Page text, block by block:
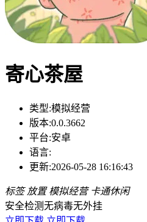
寄心茶屋
类型:模拟经营
版本:0.0.3662
平台:安卓
语言:
更新:2026-05-28 16:16:43
标签 放置 模拟经营 卡通休闲
安全检测无病毒无外挂